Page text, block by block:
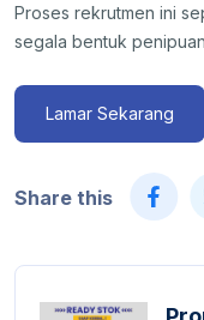
Proses rekrutmen ini
segala bentuk
Lamar Sekarang
Share this